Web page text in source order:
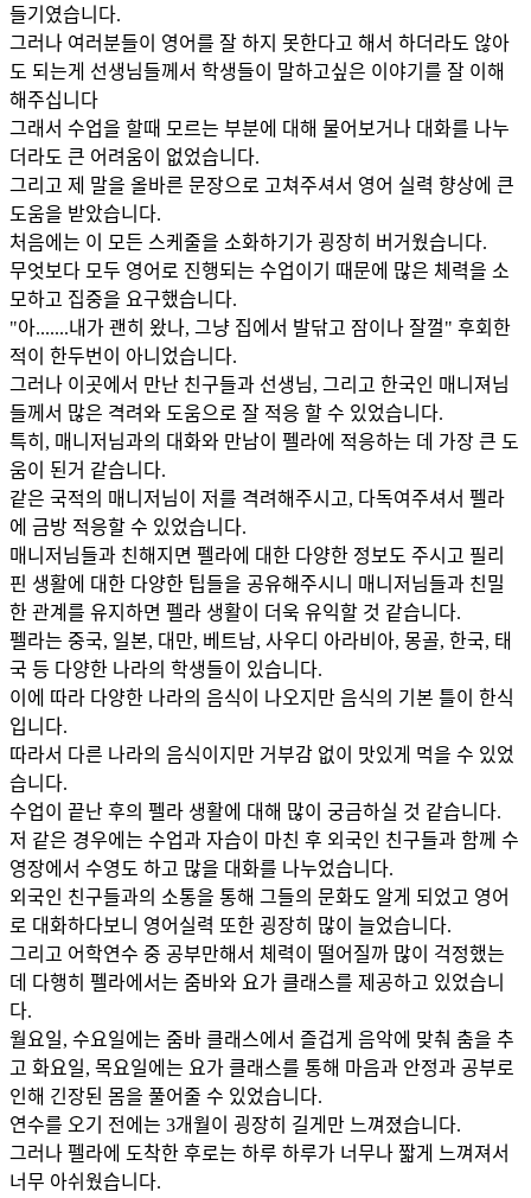
들기였습니다.
그러나 여러분들이 영어를 잘 하지 못한다고 해서 하더라도 않아
도 되는게 선생님들께서 학생들이 말하고싶은 이야기를 잘 이해
해주십니다
그래서 수업을 할때 모르는 부분에 대해 물어보거나 대화를 나누
더라도 큰 어려움이 없었습니다.
그리고 제 말을 올바른 문장으로 고쳐주셔서 영어 실력 향상에 큰
도움을 받았습니다.
처음에는 이 모든 스케줄을 소화하기가 굉장히 버거웠습니다.
무엇보다 모두 영어로 진행되는 수업이기 때문에 많은 체력을 소
모하고 집중을 요구했습니다.
"아.......내가 괜히 왔나, 그냥 집에서 발닦고 잠이나 잘껄" 후회한
적이 한두번이 아니었습니다.
그러나 이곳에서 만난 친구들과 선생님, 그리고 한국인 매니져님
들께서 많은 격려와 도움으로 잘 적응 할 수 있었습니다.
특히, 매니저님과의 대화와 만남이 펠라에 적응하는 데 가장 큰 도
움이 된거 같습니다.
같은 국적의 매니저님이 저를 격려해주시고, 다독여주셔서 펠라
에 금방 적응할 수 있었습니다.
매니저님들과 친해지면 펠라에 대한 다양한 정보도 주시고 필리
핀 생활에 대한 다양한 팁들을 공유해주시니 매니저님들과 친밀
한 관계를 유지하면 펠라 생활이 더욱 유익할 것 같습니다.
펠라는 중국, 일본, 대만, 베트남, 사우디 아라비아, 몽골, 한국, 태
국 등 다양한 나라의 학생들이 있습니다.
이에 따라 다양한 나라의 음식이 나오지만 음식의 기본 틀이 한식
입니다.
따라서 다른 나라의 음식이지만 거부감 없이 맛있게 먹을 수 있었
습니다.
수업이 끝난 후의 펠라 생활에 대해 많이 궁금하실 것 같습니다.
저 같은 경우에는 수업과 자습이 마친 후 외국인 친구들과 함께 수
영장에서 수영도 하고 많을 대화를 나누었습니다.
외국인 친구들과의 소통을 통해 그들의 문화도 알게 되었고 영어
로 대화하다보니 영어실력 또한 굉장히 많이 늘었습니다.
그리고 어학연수 중 공부만해서 체력이 떨어질까 많이 걱정했는
데 다행히 펠라에서는 줌바와 요가 클래스를 제공하고 있었습니
다.
월요일, 수요일에는 줌바 클래스에서 즐겁게 음악에 맞춰 춤을 추
고 화요일, 목요일에는 요가 클래스를 통해 마음과 안정과 공부로
인해 긴장된 몸을 풀어줄 수 있었습니다.
연수를 오기 전에는 3개월이 굉장히 길게만 느껴졌습니다.
그러나 펠라에 도착한 후로는 하루 하루가 너무나 짧게 느껴져서
너무 아쉬웠습니다.